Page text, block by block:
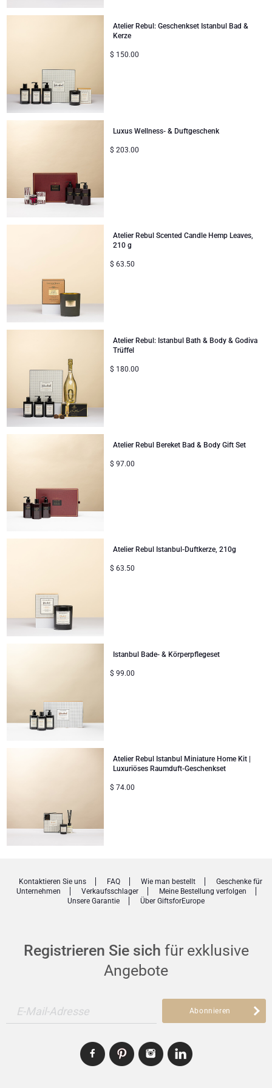
Jules Destrooper
Godiva Schokoladen
Lanson Champagner
Moet & Chandon Champagner
Neuhaus Schokoladen
Pommery Champagner
Veuve Clicquot Geschenke
Verjaardagsgeschenken
Hochzeitsgeschenke
Proficiat
Bedankgeschenken
Geschenke für Sie
Geschenke für Ihn
Geschenke ideal zum Teilen
Neue Baby-Geschenke
Geschenke für Kinder
Weihnachtsgeschenke
Unternehmenssammlung
Atelier Rebul: Geschenkset Istanbul Bad &
Kerze
$ 150.00
Luxus Wellness- & Duftgeschenk
$ 203.00
Atelier Rebul Scented Candle Hemp Leaves,
210 g
$ 63.50
Atelier Rebul: Istanbul Bath & Body & Godiva
Trüffel
$ 180.00
Atelier Rebul Bereket Bad & Body Gift Set
$ 97.00
Atelier Rebul Istanbul-Duftkerze, 210g
$ 63.50
Istanbul Bade- & Körperpflegeset
$ 99.00
Atelier Rebul Istanbul Miniature Home Kit |
Luxuriöses Raumduft-Geschenkset
$ 74.00
Registrieren Sie sich für exklusive
Angebote
E-Mail-Adresse Abonnieren
Kontaktieren Sie uns FAQ Wie man bestellt
Geschenke für
Unternehmen
Verkaufsschlager
Meine Bestellung verfolgen
Unsere Garantie
Über GiftsforEurope